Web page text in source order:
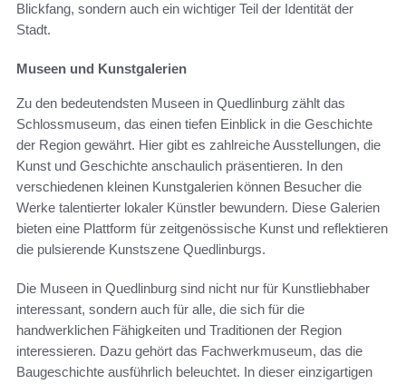
Blickfang, sondern auch ein wichtiger Teil der Identität der
Stadt.
Museen und Kunstgalerien
Zu den bedeutendsten Museen in Quedlinburg zählt das
Schlossmuseum, das einen tiefen Einblick in die Geschichte
der Region gewährt. Hier gibt es zahlreiche Ausstellungen, die
Kunst und Geschichte anschaulich präsentieren. In den
verschiedenen kleinen Kunstgalerien können Besucher die
Werke talentierter lokaler Künstler bewundern. Diese Galerien
bieten eine Plattform für zeitgenössische Kunst und reflektieren
die pulsierende Kunstszene Quedlinburgs.
Die Museen in Quedlinburg sind nicht nur für Kunstliebhaber
interessant, sondern auch für alle, die sich für die
handwerklichen Fähigkeiten und Traditionen der Region
interessieren. Dazu gehört das Fachwerkmuseum, das die
Baugeschichte ausführlich beleuchtet. In dieser einzigartigen